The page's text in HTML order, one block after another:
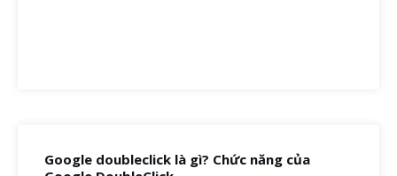
Google doubleclick là gì? Chức năng của